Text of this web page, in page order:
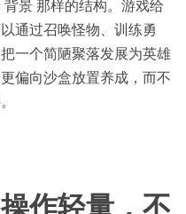
景 那样的结构。游戏给
通过召唤怪物、训练勇
一个简陋聚落发展为英雄
偏向沙盒放置养成，而不
作轻量，不